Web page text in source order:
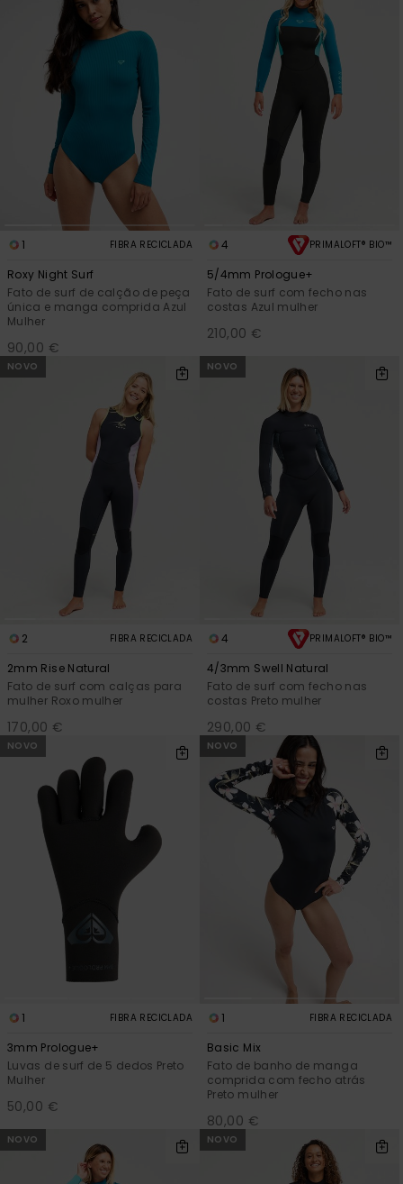
1 FIBRA RECICLADA
Roxy Night Surf
Fato de surf de calção de peça
única e manga comprida Azul
Mulher
90,00 €
4 PRIMALOFT® BIO™
5/4mm Prologue+
Fato de surf com fecho nas
costas Azul mulher
210,00 €
NOVO
2 FIBRA RECICLADA
2mm Rise Natural
Fato de surf com calças para
mulher Roxo mulher
170,00 €
NOVO
4 PRIMALOFT® BIO™
4/3mm Swell Natural
Fato de surf com fecho nas
costas Preto mulher
290,00 €
NOVO
1 FIBRA RECICLADA
3mm Prologue+
Luvas de surf de 5 dedos Preto
Mulher
50,00 €
NOVO
1 FIBRA RECICLADA
Basic Mix
Fato de banho de manga
comprida com fecho atrás
Preto mulher
80,00 €
NOVO NOVO